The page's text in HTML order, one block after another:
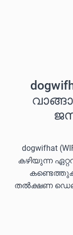
dogwifhat
കഴിയുന്ന
തൽക്ഷണ